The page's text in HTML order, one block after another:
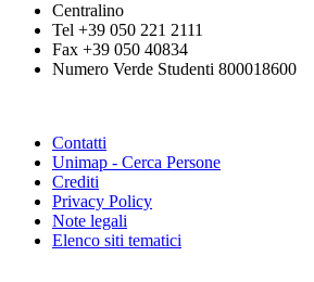
Centralino
Tel +39 050 221 2111
Fax +39 050 40834
Numero Verde Studenti 800018600
Contatti
Unimap - Cerca Persone
Crediti
Privacy Policy
Note legali
Elenco siti tematici